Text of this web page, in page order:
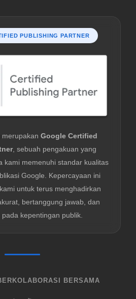
PUBLISHING PARTNER
merupakan Google Certified
, sebuah pengakuan yang
kami memenuhi standar kualitas
Google. Kepercayaan ini
untuk terus menghadirkan
bertanggung jawab, dan
kepentingan publik.
BERSAMA